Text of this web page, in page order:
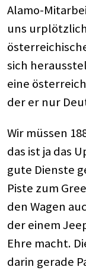
Alamo-
uns
sich
eine
der er nur
Wir müssen
das ist ja das
gute Dienste
Piste zum
den Wagen
der einem
Ehre macht.
darin gerade